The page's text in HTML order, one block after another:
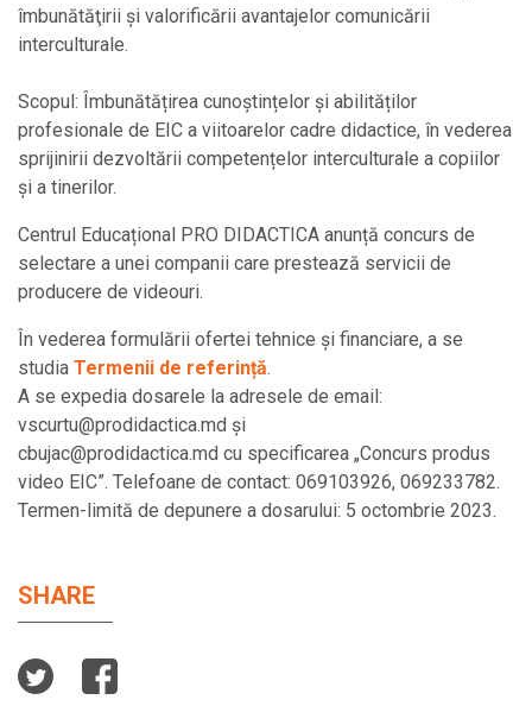
îmbunătăţirii și valorificării avantajelor comunicării
interculturale.
Scopul: Îmbunătățirea cunoștințelor și abilităților
profesionale de EIC a viitoarelor cadre didactice, în vederea
sprijinirii dezvoltării competențelor interculturale a copiilor
și a tinerilor.
Centrul Educațional PRO DIDACTICA anunță concurs de
selectare a unei companii care prestează servicii de
producere de videouri.
În vederea formulării ofertei tehnice și financiare, a se
studia Termenii de referință.
A se expedia dosarele la adresele de email:
vscurtu@prodidactica.md și
cbujac@prodidactica.md cu specificarea „Concurs produs
video EIC”. Telefoane de contact: 069103926, 069233782.
Termen-limită de depunere a dosarului: 5 octombrie 2023.
SHARE